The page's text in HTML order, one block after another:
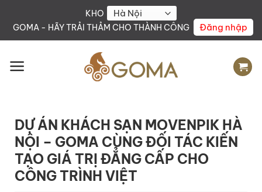
KHO
GOMA - HÃY TRẢI THẢM CHO THÀNH CÔNG
Đăng nhập
DỰ ÁN KHÁCH SẠN MOVENPIK HÀ
NỘI – GOMA CÙNG ĐỐI TÁC KIẾN
TẠO GIÁ TRỊ ĐẲNG CẤP CHO
CÔNG TRÌNH VIỆT